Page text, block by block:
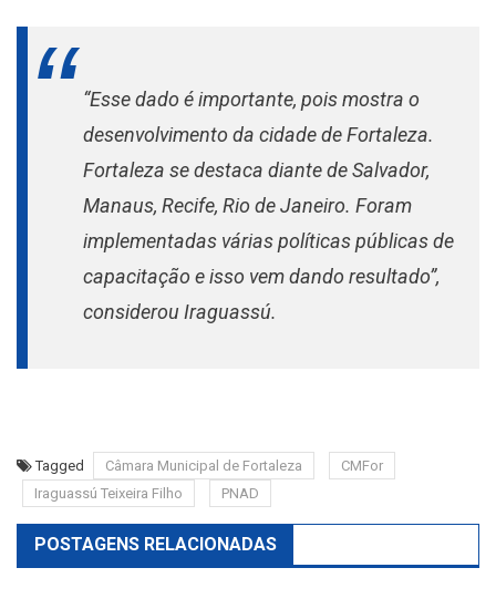
“Esse dado é importante, pois mostra o
desenvolvimento da cidade de Fortaleza.
Fortaleza se destaca diante de Salvador,
Manaus, Recife, Rio de Janeiro. Foram
implementadas várias políticas públicas de
capacitação e isso vem dando resultado”,
considerou Iraguassú.
Tagged Câmara Municipal de Fortaleza
CMFor
Iraguassú Teixeira Filho
PNAD
POSTAGENS RELACIONADAS